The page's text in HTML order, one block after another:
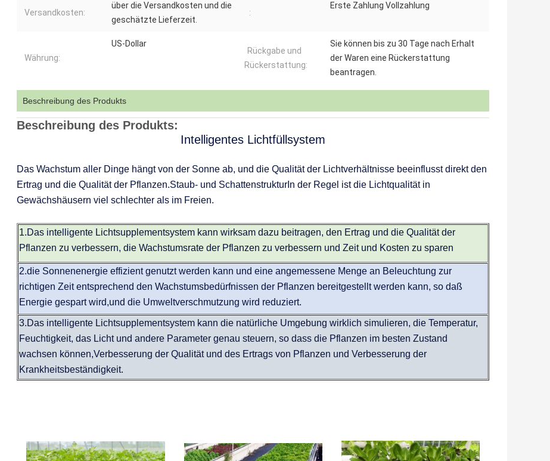
Versandkosten:
über die Versandkosten und die
geschätzte Lieferzeit.
:
Erste Zahlung Vollzahlung
Währung:
US-Dollar
Rückgabe und
Rückerstattung:
Sie können bis zu 30 Tage nach Erhalt
der Waren eine Rückerstattung
beantragen.
Beschreibung des Produkts
Beschreibung des Produkts:
Intelligentes Lichtfüllsystem
Das Wachstum aller Dinge hängt von der Sonne ab, und die Qualität der Lichtverhältnisse beeinflusst direkt den
Ertrag und die Qualität der Pflanzen.Staub- und SchattenstrukturIn der Regel ist die Lichtqualität in
Gewächshäusern viel schlechter als im Freien.
1.Das intelligente Lichtsupplementsystem kann wirksam dazu beitragen, den Ertrag und die Qualität der
Pflanzen zu verbessern, die Wachstumsrate der Pflanzen zu verbessern und Zeit und Kosten zu sparen
2.die Sonnenenergie effizient genutzt werden kann und eine angemessene Menge an Beleuchtung zur
richtigen Zeit entsprechend den Wachstumsbedürfnissen der Pflanzen bereitgestellt werden kann, so daß
Energie gespart wird,und die Umweltverschmutzung wird reduziert.
3.Das intelligente Lichtsupplementsystem kann die natürliche Umgebung wirklich simulieren, die Temperatur,
Feuchtigkeit, das Licht und andere Parameter genau steuern, so dass die Pflanzen im besten Zustand
wachsen können,Verbesserung der Qualität und des Ertrags von Pflanzen und Verbesserung der
Krankheitsbeständigkeit.